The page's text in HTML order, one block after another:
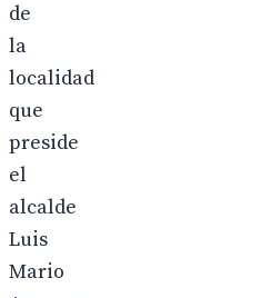
de
la
localidad
que
preside
el
alcalde
Luis
Mario